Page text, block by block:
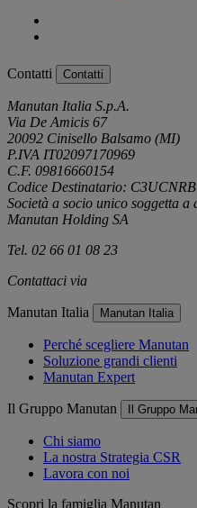
Contatti Contatti
Manutan Italia S.p.A.
Via De Amicis 67
20092 Cinisello Balsamo (MI)
P.IVA IT02097170969
C.F. 09816660154
Codice Destinatario: C3UCNRB
Società a socio unico soggetta
Manutan Holding SA
Tel. 02 66 01 08 23
Contattaci via
Manutan Italia Manutan Italia
Perché scegliere Manutan
Soluzione grandi clienti
Manutan Expert
Il Gruppo Manutan Il Gruppo
Chi siamo
La nostra Strategia CSR
Lavora con noi
Scopri la famiglia Manutan